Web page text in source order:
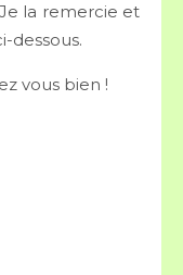
la remercie et
dessous.
vous bien !